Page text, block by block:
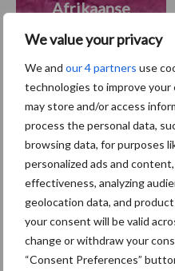
We value your privacy
We and our 4 partners use
technologies to improve
may store and/or access
process the personal data,
browsing data, for purposes
personalized ads and
effectiveness, analyzing
geolocation data, and
your consent will be valid
change or withdraw your
“Consent Preferences”
Primaire
Sidebar
Recent nieuws
5 aug
“Vraag
Afrikaanse
varkenspest